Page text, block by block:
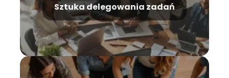
Sztuka delegowania zadań